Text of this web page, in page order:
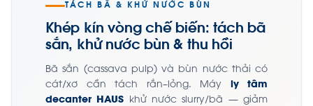
TÁCH BÃ & KHỬ NƯỚC BÙN
Khép kín vòng chế biến: tách bã
sắn, khử nước bùn & thu hồi
Bã sắn (cassava pulp) và bùn nước thải có
cát/xơ cần tách rắn–lỏng. Máy ly tâm
decanter HAUS khử nước slurry/bã — giảm